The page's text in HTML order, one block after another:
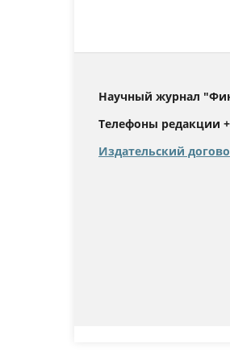
Научный журнал
Телефоны редакции
Издательский